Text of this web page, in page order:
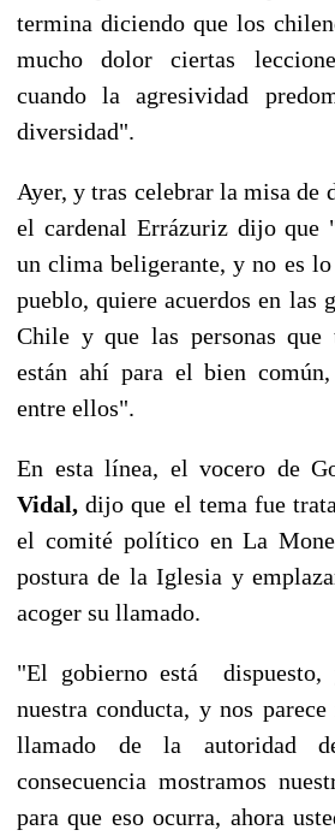
termina diciendo que los
mucho dolor ciertas
cuando la agresividad
diversidad".
Ayer, y tras celebrar la misa de
el cardenal Errázuriz dijo que
un clima beligerante, y no es
pueblo, quiere acuerdos en las
Chile y que las personas que
están ahí para el bien común,
entre ellos".
En esta línea, el vocero de
Vidal, dijo que el tema fue
el comité político en La
postura de la Iglesia y
acoger su llamado.
"El gobierno está dispuesto,
nuestra conducta, y nos
llamado de la autoridad
consecuencia mostramos
para que eso ocurra, ahora